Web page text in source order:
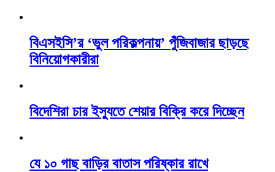
বিএসইসি’র ‘ভুল পরিকল্পনায়’ পুঁজিবাজার ছাড়ছে
বিনিয়োগকারীরা
বিদেশিরা চার ইস্যুতে শেয়ার বিক্রি করে দিচ্ছেন
যে ১০ গাছ বাড়ির বাতাস পরিষ্কার রাখে